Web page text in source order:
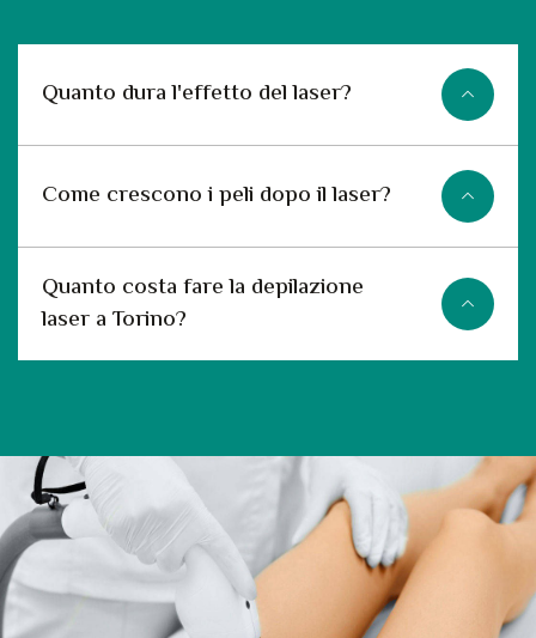
Quanto dura l'effetto del laser?
Come crescono i peli dopo il laser?
Quanto costa fare la depilazione
laser a Torino?